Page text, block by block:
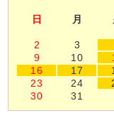
日
月
2
3
9
10
16
17
23
24
30
31